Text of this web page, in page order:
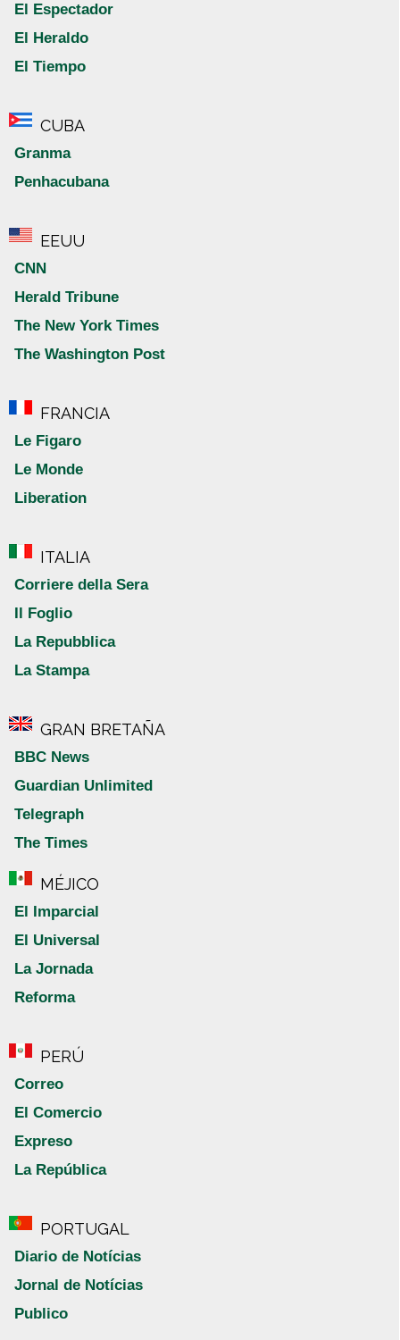
El Espectador
El Heraldo
El Tiempo
CUBA
Granma
Penhacubana
EEUU
CNN
Herald Tribune
The New York Times
The Washington Post
FRANCIA
Le Figaro
Le Monde
Liberation
ITALIA
Corriere della Sera
Il Foglio
La Repubblica
La Stampa
GRAN BRETAÑA
BBC News
Guardian Unlimited
Telegraph
The Times
MÉJICO
El Imparcial
El Universal
La Jornada
Reforma
PERÚ
Correo
El Comercio
Expreso
La República
PORTUGAL
Diario de Notícias
Jornal de Notícias
Publico